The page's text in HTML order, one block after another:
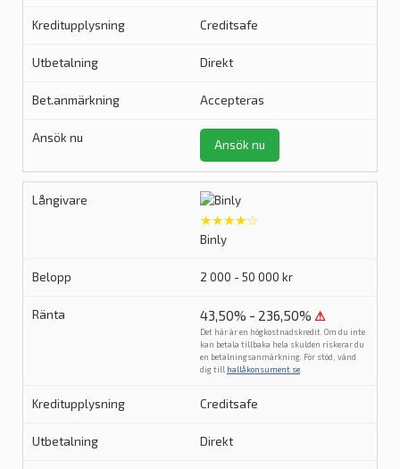
Creditsafe
Direkt
Accepteras
Ansök nu
★★★★☆
Binly
2 000 - 50 000 kr
43,50% - 236,50% ⚠
Det här är en högkostnadskredit. Om du inte
kan betala tillbaka hela skulden riskerar du
en betalningsanmärkning. För stöd, vänd
dig till hallåkonsument.se
Creditsafe
Direkt